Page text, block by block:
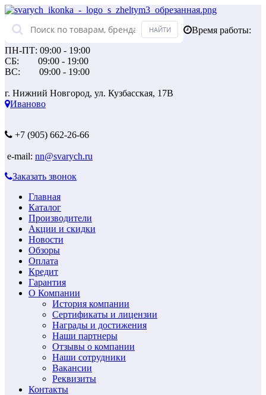
Время работы:
ПН-ПТ: 09:00 - 19:00
СБ: 09:00 - 19:00
ВС: 09:00 - 19:00
г. Нижний Новгород, ул. Кузбасская, 17В
Иваново
+7 (905) 662-26-66
e-mail: nn@svarych.ru
Заказать звонок
Главная
Каталог
Производители
Акции и скидки
Новости
Обзоры
Оплата
Кредит
Гарантия
О Компании
История компании
Сертификаты и лицензии
Награды и достижения
Наши партнеры
Отзывы о компании
Наши сотрудники
Вакансии
Реквизиты
Контакты